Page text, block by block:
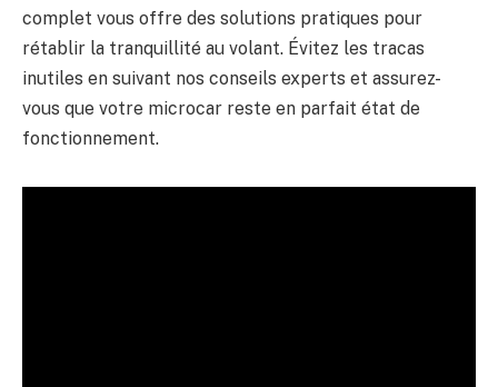
complet vous offre des solutions pratiques pour
rétablir la tranquillité au volant. Évitez les tracas
inutiles en suivant nos conseils experts et assurez-
vous que votre microcar reste en parfait état de
fonctionnement.